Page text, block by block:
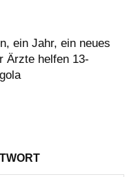
ein Jahr, ein neues
Ärzte helfen 13-